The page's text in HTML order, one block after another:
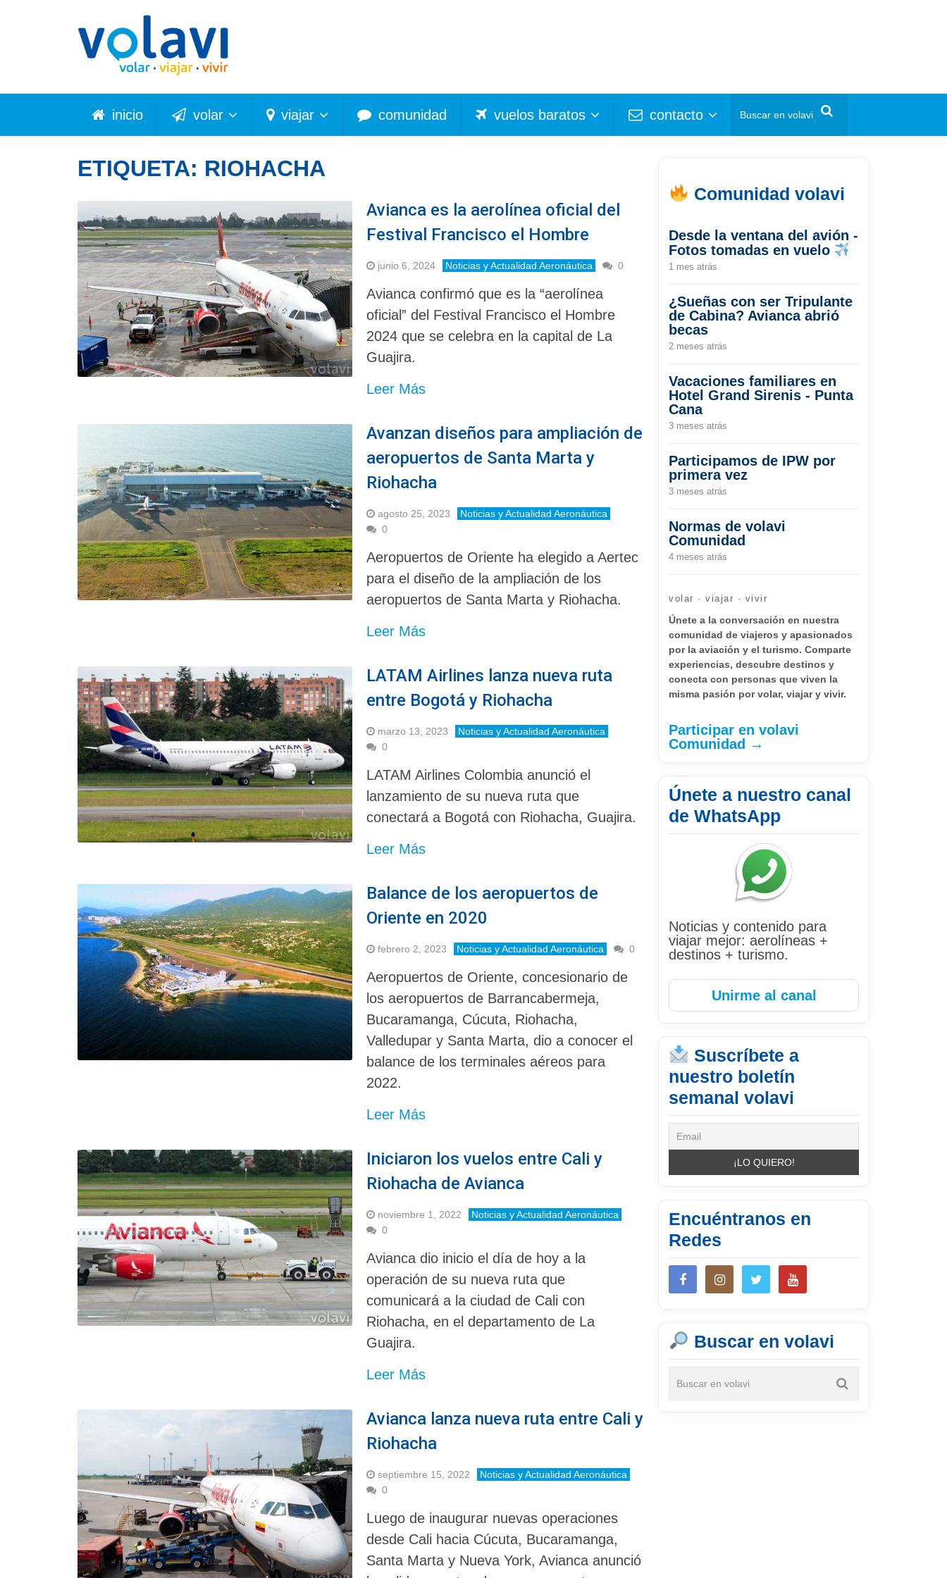
inicio volar viajar comunidad vuelos baratos contacto
ETIQUETA: RIOHACHA
Avianca es la aerolínea oficial del
Festival Francisco el Hombre
junio 6, 2024 Noticias y Actualidad Aeronáutica 0
Avianca confirmó que es la “aerolínea
oficial” del Festival Francisco el Hombre
2024 que se celebra en la capital de La
Guajira.
Leer Más
Avanzan diseños para ampliación de
aeropuertos de Santa Marta y
Riohacha
agosto 25, 2023
Noticias y Actualidad Aeronáutica
0
Aeropuertos de Oriente ha elegido a Aertec
para el diseño de la ampliación de los
aeropuertos de Santa Marta y Riohacha.
Leer Más
LATAM Airlines lanza nueva ruta
entre Bogotá y Riohacha
marzo 13, 2023
Noticias y Actualidad Aeronáutica
0
LATAM Airlines Colombia anunció el
lanzamiento de su nueva ruta que
conectará a Bogotá con Riohacha, Guajira.
Leer Más
Balance de los aeropuertos de
Oriente en 2020
febrero 2, 2023 Noticias y Actualidad Aeronáutica 0
Aeropuertos de Oriente, concesionario de
los aeropuertos de Barrancabermeja,
Bucaramanga, Cúcuta, Riohacha,
Valledupar y Santa Marta, dio a conocer el
balance de los terminales aéreos para
2022.
Leer Más
Iniciaron los vuelos entre Cali y
Riohacha de Avianca
noviembre 1, 2022
Noticias y Actualidad Aeronáutica
0
Avianca dio inicio el día de hoy a la
operación de su nueva ruta que
comunicará a la ciudad de Cali con
Riohacha, en el departamento de La
Guajira.
Leer Más
Avianca lanza nueva ruta entre Cali y
Riohacha
septiembre 15, 2022
Noticias y Actualidad Aeronáutica
0
Luego de inaugurar nuevas operaciones
desde Cali hacia Cúcuta, Bucaramanga,
Santa Marta y Nueva York, Avianca anunció
Comunidad volavi
Desde la ventana del avión -
Fotos tomadas en vuelo
1 mes atrás
¿Sueñas con ser Tripulante
de Cabina? Avianca abrió
becas
2 meses atrás
Vacaciones familiares en
Hotel Grand Sirenis - Punta
Cana
3 meses atrás
Participamos de IPW por
primera vez
3 meses atrás
Normas de volavi
Comunidad
4 meses atrás
volar · viajar · vivir
Únete a la conversación en nuestra
comunidad de viajeros y apasionados
por la aviación y el turismo. Comparte
experiencias, descubre destinos y
conecta con personas que viven la
misma pasión por volar, viajar y vivir.
Participar en volavi
Comunidad →
Únete a nuestro canal
de WhatsApp
Noticias y contenido para
viajar mejor: aerolíneas +
destinos + turismo.
Unirme al canal
Suscríbete a
nuestro boletín
semanal volavi
Encuéntranos en
Redes
Buscar en volavi